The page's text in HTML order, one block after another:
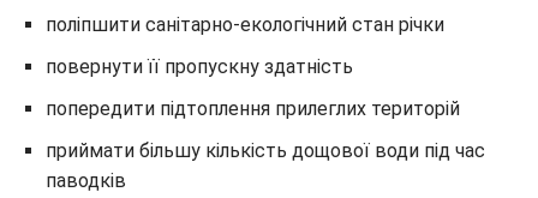
поліпшити санітарно-екологічний стан річки
повернути її пропускну здатність
попередити підтоплення прилеглих територій
приймати більшу кількість дощової води під час
паводків